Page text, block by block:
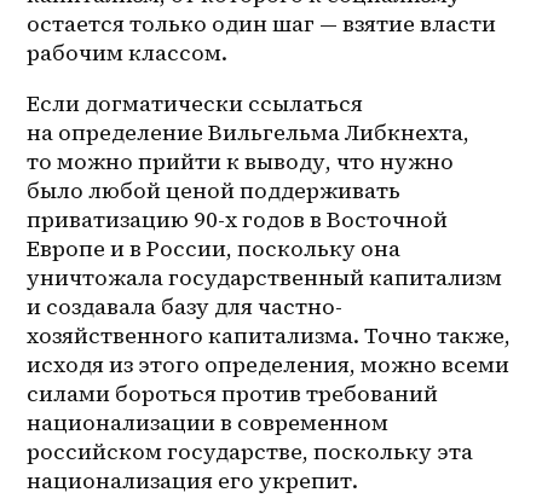
остается только один шаг — взятие власти
рабочим классом.
Если догматически ссылаться
на определение Вильгельма Либкнехта,
то можно прийти к выводу, что нужно
было любой ценой поддерживать
приватизацию 90-х годов в Восточной
Европе и в России, поскольку она
уничтожала государственный капитализм
и создавала базу для частно-
хозяйственного капитализма. Точно также,
исходя из этого определения, можно всеми
силами бороться против требований
национализации в современном
российском государстве, поскольку эта
национализация его укрепит.